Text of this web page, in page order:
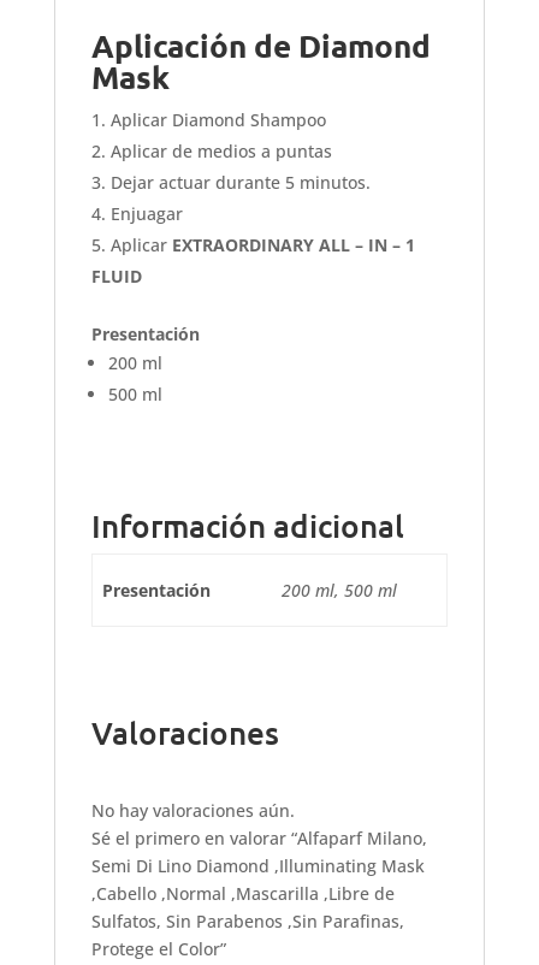
Aplicación de Diamond
Mask
Aplicar Diamond Shampoo
Aplicar de medios a puntas
Dejar actuar durante 5 minutos.
Enjuagar
Aplicar EXTRAORDINARY ALL – IN – 1
FLUID
Presentación
200 ml
500 ml
Información adicional
Presentación 200 ml, 500 ml
Valoraciones
No hay valoraciones aún.
Sé el primero en valorar “Alfaparf Milano,
Semi Di Lino Diamond ,Illuminating Mask
,Cabello ,Normal ,Mascarilla ,Libre de
Sulfatos, Sin Parabenos ,Sin Parafinas,
Protege el Color”